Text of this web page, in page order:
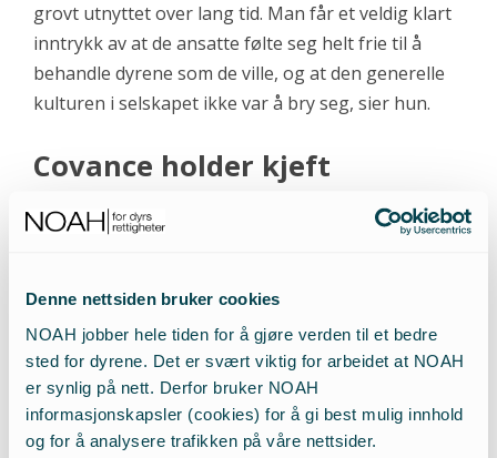
Denne nettsiden bruker cookies
NOAH jobber hele tiden for å gjøre verden til et bedre
sted for dyrene. Det er svært viktig for arbeidet at NOAH
er synlig på nett. Derfor bruker NOAH
informasjonskapsler (cookies) for å gi best mulig innhold
og for å analysere trafikken på våre nettsider.
grovt utnyttet over lang tid. Man får et veldig klart
inntrykk av at de ansatte følte seg helt frie til å
behandle dyrene som de ville, og at den generelle
kulturen i selskapet ikke var å bry seg, sier hun.
Covance holder kjeft
Til tross for de alvorlige avsløringene, har faktisk
– Det eneste de har gjort er å forsøke å fjerne
undercover-bildene fra vår nettside gjennom sine
advokater. Og de har også kontaktet vår agent
”Marcus” og flere tyske dyrerettighetsforkjempere,